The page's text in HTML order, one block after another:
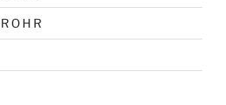
O H R